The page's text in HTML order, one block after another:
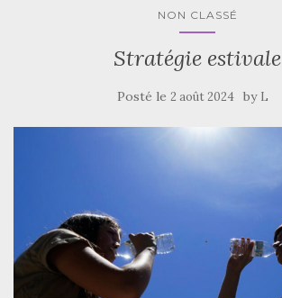
NON CLASSÉ
Stratégie estivale
Posté le 2 août 2024 by L